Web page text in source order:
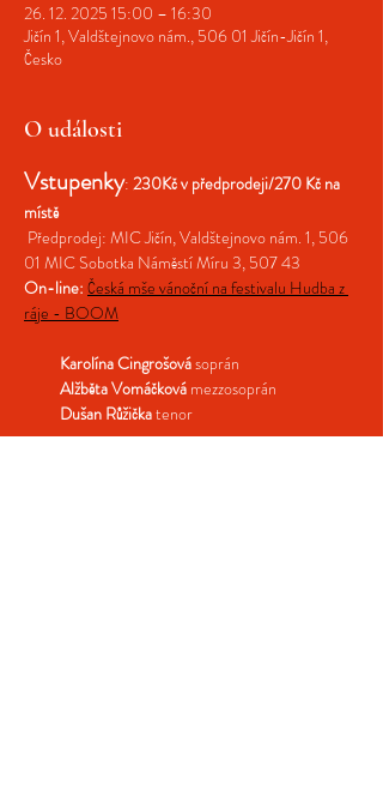
26. 12. 2025 15:00 – 16:30
Jičín 1, Valdštejnovo nám., 506 01 Jičín-Jičín 1,
Česko
O události
Vstupenky: 230Kč v předprodeji/270 Kč na
místě
Předprodej: MIC Jičín, Valdštejnovo nám. 1, 506
01 MIC Sobotka Náměstí Míru 3, 507 43
On-line: Česká mše vánoční na festivalu Hudba z
ráje - BOOM
Karolína Cingrošová soprán
Alžběta Vomáčková mezzosoprán
Dušan Růžička tenor